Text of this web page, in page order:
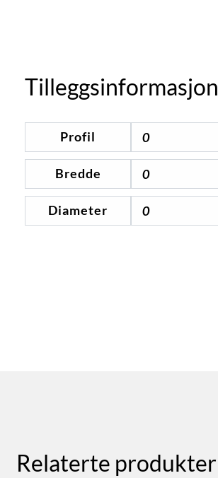
Tilleggsinformasjon
Profil 0
Bredde 0
Diameter 0
Relaterte produkter